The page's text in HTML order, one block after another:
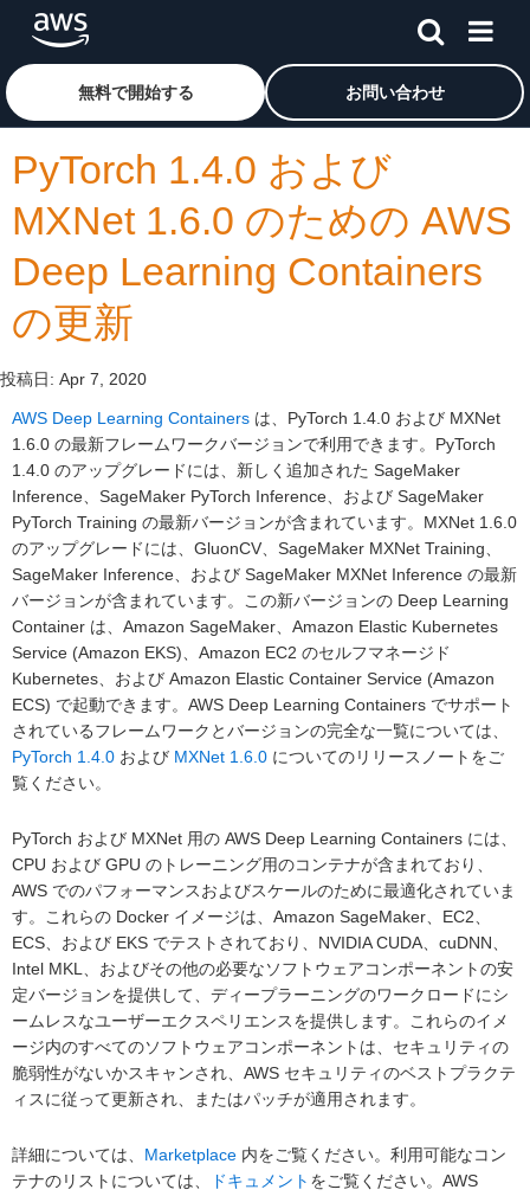
メインコンテンツに移動
アマゾン ウェブ サービスのホームページに戻るには、こ
無料で開始する お問い合わせ
PyTorch 1.4.0 および
MXNet 1.6.0 のための AWS
Deep Learning Containers
の更新
投稿日: Apr 7, 2020
AWS Deep Learning Containers は、PyTorch 1.4.0 および MXNet
1.6.0 の最新フレームワークバージョンで利用できます。PyTorch
1.4.0 のアップグレードには、新しく追加された SageMaker
Inference、SageMaker PyTorch Inference、および SageMaker
PyTorch Training の最新バージョンが含まれています。MXNet 1.6.0
のアップグレードには、GluonCV、SageMaker MXNet Training、
SageMaker Inference、および SageMaker MXNet Inference の最新
バージョンが含まれています。この新バージョンの Deep Learning
Container は、Amazon SageMaker、Amazon Elastic Kubernetes
Service (Amazon EKS)、Amazon EC2 のセルフマネージド
Kubernetes、および Amazon Elastic Container Service (Amazon
ECS) で起動できます。AWS Deep Learning Containers でサポート
されているフレームワークとバージョンの完全な一覧については、
PyTorch 1.4.0 および MXNet 1.6.0 についてのリリースノートをご
覧ください。
PyTorch および MXNet 用の AWS Deep Learning Containers には、
CPU および GPU のトレーニング用のコンテナが含まれており、
AWS でのパフォーマンスおよびスケールのために最適化されていま
す。これらの Docker イメージは、Amazon SageMaker、EC2、
ECS、および EKS でテストされており、NVIDIA CUDA、cuDNN、
Intel MKL、およびその他の必要なソフトウェアコンポーネントの安
定バージョンを提供して、ディープラーニングのワークロードにシ
ームレスなユーザーエクスペリエンスを提供します。これらのイメ
ージ内のすべてのソフトウェアコンポーネントは、セキュリティの
脆弱性がないかスキャンされ、AWS セキュリティのベストプラクテ
ィスに従って更新され、またはパッチが適用されます。
詳細については、 Marketplace 内をご覧ください。利用可能なコン
テナのリストについては、
ドキュメント をご覧ください。AWS